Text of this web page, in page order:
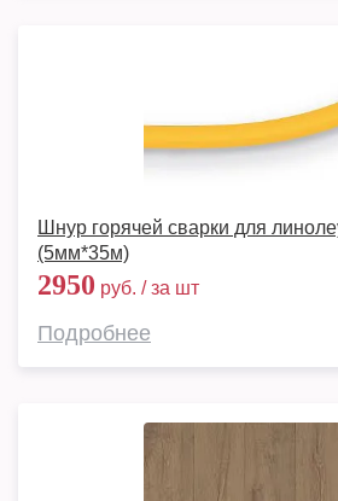
Шнур горячей сварки для
(5мм*35м)
2950 руб. / за шт
Подробнее